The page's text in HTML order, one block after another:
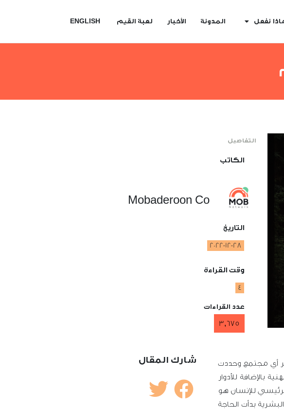
نفعل المدونة الأخبار لعبة القيم ENGLISH
التفاصيل
الكاتب
Mobaderoon Co
التاريخ
2022-12-28
وقت القراءة
4
عدد القراءات
3,675
أي مجتمع وحددت
بالإضافة للأدوار
للإنسان هو
بدأت الحاجة
شارك المقال